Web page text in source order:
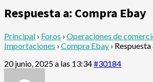
Respuesta a: Compra Ebay
Principal › Foros › Operaciones de
Importaciones › Compra Ebay ›
20 junio, 2025 a las 13:34#30184